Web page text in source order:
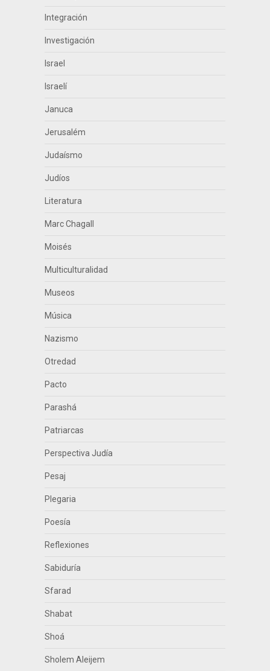
Integración
Investigación
Israel
Israelí
Januca
Jerusalém
Judaísmo
Judíos
Literatura
Marc Chagall
Moisés
Multiculturalidad
Museos
Música
Nazismo
Otredad
Pacto
Parashá
Patriarcas
Perspectiva Judía
Pesaj
Plegaria
Poesía
Reflexiones
Sabiduría
Sfarad
Shabat
Shoá
Sholem Aleijem